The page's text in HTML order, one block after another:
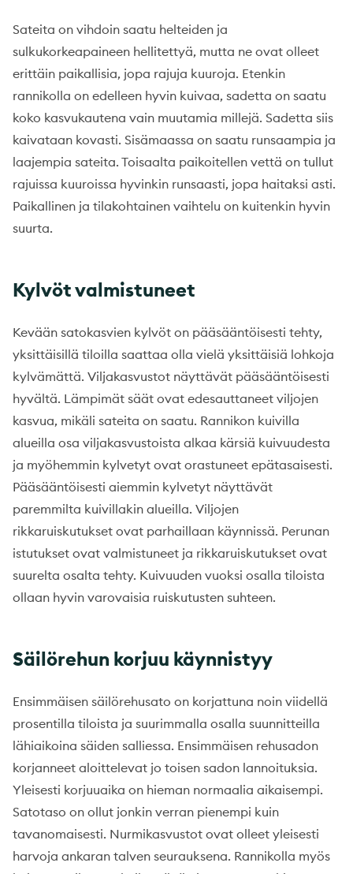
Sateita on vihdoin saatu helteiden ja
sulkukorkeapaineen hellitettyä, mutta ne ovat olleet
erittäin paikallisia, jopa rajuja kuuroja. Etenkin
rannikolla on edelleen hyvin kuivaa, sadetta on saatu
koko kasvukautena vain muutamia millejä. Sadetta siis
kaivataan kovasti. Sisämaassa on saatu runsaampia ja
laajempia sateita. Toisaalta paikoitellen vettä on tullut
rajuissa kuuroissa hyvinkin runsaasti, jopa haitaksi asti.
Paikallinen ja tilakohtainen vaihtelu on kuitenkin hyvin
suurta.
Kylvöt valmistuneet
Kevään satokasvien kylvöt on pääsääntöisesti tehty,
yksittäisillä tiloilla saattaa olla vielä yksittäisiä lohkoja
kylvämättä. Viljakasvustot näyttävät pääsääntöisesti
hyvältä. Lämpimät säät ovat edesauttaneet viljojen
kasvua, mikäli sateita on saatu. Rannikon kuivilla
alueilla osa viljakasvustoista alkaa kärsiä kuivuudesta
ja myöhemmin kylvetyt ovat orastuneet epätasaisesti.
Pääsääntöisesti aiemmin kylvetyt näyttävät
paremmilta kuivillakin alueilla. Viljojen
rikkaruiskutukset ovat parhaillaan käynnissä. Perunan
istutukset ovat valmistuneet ja rikkaruiskutukset ovat
suurelta osalta tehty. Kuivuuden vuoksi osalla tiloista
ollaan hyvin varovaisia ruiskutusten suhteen.
Säilörehun korjuu käynnistyy
Ensimmäisen säilörehusato on korjattuna noin viidellä
prosentilla tiloista ja suurimmalla osalla suunnitteilla
lähiaikoina säiden salliessa. Ensimmäisen rehusadon
korjanneet aloittelevat jo toisen sadon lannoituksia.
Yleisesti korjuuaika on hieman normaalia aikaisempi.
Satotaso on ollut jonkin verran pienempi kuin
tavanomaisesti. Nurmikasvustot ovat olleet yleisesti
harvoja ankaran talven seurauksena. Rannikolla myös